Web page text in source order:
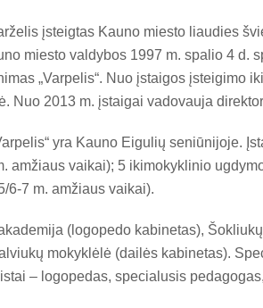
įsteigtas Kauno miesto liaudies
miesto valdybos 1997 m. spalio 4 d.
„Varpelis“. Nuo įstaigos įsteigimo
Nuo 2013 m. įstaigai vadovauja
yra Kauno Eigulių seniūnijoje.
amžiaus vaikai); 5 ikimokyklinio
6-7 m. amžiaus vaikai).
(logopedo kabinetas),
mokyklėlė (dailės kabinetas).
– logopedas, specialusis